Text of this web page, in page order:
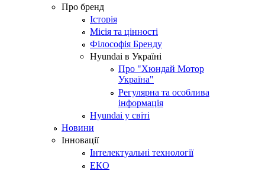
Про бренд
Історія
Місія та цінності
Філософія Бренду
Hyundai в Україні
Про "Хюндай Мотор
Україна"
Регулярна та особлива
інформація
Hyundai у світі
Новини
Інновації
Інтелектуальні технології
ЕКО